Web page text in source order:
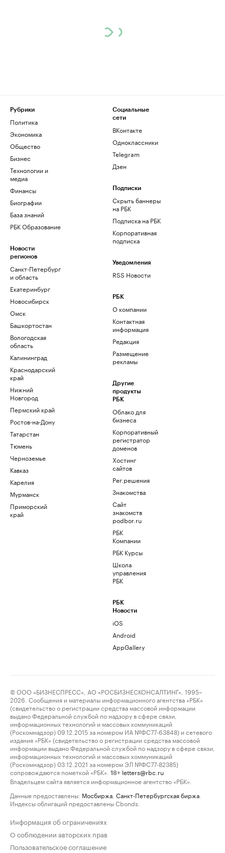
Рубрики
Политика
Экономика
Общество
Бизнес
Технологии и
медиа
Финансы
Биографии
База знаний
РБК Образование
Новости
регионов
Санкт-Петербург
и область
Екатеринбург
Новосибирск
Омск
Башкортостан
Вологодская
область
Калининград
Краснодарский
край
Нижний
Новгород
Пермский край
Ростов-на-Дону
Татарстан
Тюмень
Черноземье
Кавказ
Карелия
Мурманск
Приморский
край
Социальные
сети
ВКонтакте
Одноклассники
Telegram
Дзен
Подписки
Скрыть баннеры
на РБК
Подписка на РБК
Корпоративная
подписка
Уведомления
RSS Новости
РБК
О компании
Контактная
информация
Редакция
Размещение
рекламы
Другие
продукты
РБК
Облако для
бизнеса
Корпоративный
регистратор
доменов
Хостинг
сайтов
Рег.решения
Знакомства
Сайт
знакомств
podbor.ru
РБК
Компании
РБК Курсы
Школа
управления
РБК
РБК
Новости
iOS
Android
AppGallery
© ООО «БИЗНЕСПРЕСС», АО «РОСБИЗНЕСКОНСАЛТИНГ», 1995–
2026. Сообщения и материалы информационного агентства «РБК»
(свидетельство о регистрации средства массовой информации
выдано Федеральной службой по надзору в сфере связи,
информационных технологий и массовых коммуникаций
(Роскомнадзор) 09.12.2015 за номером ИА №ФС77-63848) и сетевого
издания «РБК» (свидетельство о регистрации средства массовой
информации выдано Федеральной службой по надзору в сфере связи,
информационных технологий и массовых коммуникаций
(Роскомнадзор) 03.12.2021 за номером ЭЛ №ФС77-82385)
сопровождаются пометкой «РБК».
18+ letters@rbc.ru
Владельцем сайта является информационное агентство «РБК».
Данные предоставлены: Мосбиржа Санкт-Петербургская биржа
Индексы облигаций предоставлены Cbonds.
Информация об ограничениях
О соблюдении авторских прав
Пользовательское соглашение